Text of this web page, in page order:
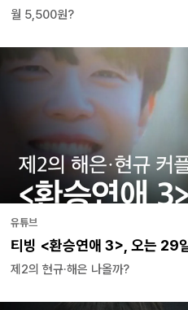
월 5,500원?
유튜브
티빙 <환승연애 3>, 오는 29
제2의 현규·해은 나올까?